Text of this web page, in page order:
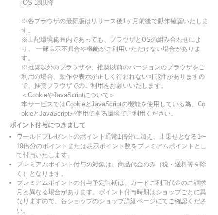
iOS 18以降
※各ブラウザの最新版はリリース後1ヶ月前後で動作確認いたしま
す。
※上記環境範囲内であっても、ブラウザとOSの組み合わせによ
り、 一部表示不具合や機能がご利用いただけない場合がありま
す。
※推奨以外のブラウザや、推奨以前のバージョンのブラウザをご
利用の場合、動作や表示が正しく行われない可能性がありますの
で、推奨ブラウザでのご利用をお願いいたします。
＜CookieやJavaScriptについて＞
本サービスではCookieとJavaScriptの機能を使用している為、Co
okieとJavaScriptが使用できる環境でご利用ください。
ポイント付与につきまして
ワールドプレゼントのポイント通常1倍分に加え、上乗せとなる1〜
19倍分のポイントまたは表示ポイント数をプレミアムポイントとし
て付与いたします。
プレミアムポイント付与の対象は、商品代金のみ（税・送料等を除
く）となります。
プレミアムポイントの付与予定時期は、カードご利用代金のご請求
月と異なる場合があります。ポイント付与時期はショップごとに異
なりますので、各ショップのショップ詳細ページにてご確認くださ
い。